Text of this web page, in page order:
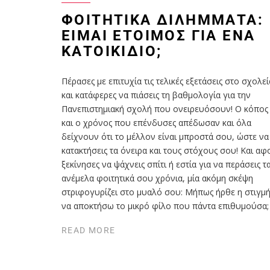
ΦΟΙΤΗΤΙΚΆ ΔΙΛΉΜΜΑΤΑ:
ΕΊΜΑΙ ΈΤΟΙΜΟΣ ΓΙΑ ΈΝΑ
ΚΑΤΟΙΚΊΔΙΟ;
Πέρασες με επιτυχία τις τελικές εξετάσεις στο
και κατάφερες να πιάσεις τη βαθμολογία για την
Πανεπιστημιακή σχολή που ονειρευόσουν! Ο κόπος
και ο χρόνος που επένδυσες απέδωσαν και όλα
δείχνουν ότι το μέλλον είναι μπροστά σου, ώστε να
κατακτήσεις τα όνειρα και τους στόχους σου! Και
ξεκίνησες να ψάχνεις σπίτι ή εστία για να περάσεις
ανέμελα φοιτητικά σου χρόνια, μία ακόμη σκέψη
στριφογυρίζει στο μυαλό σου: Μήπως ήρθε η στιγμή
να αποκτήσω το μικρό φίλο που πάντα επιθυμούσα;
READ MORE